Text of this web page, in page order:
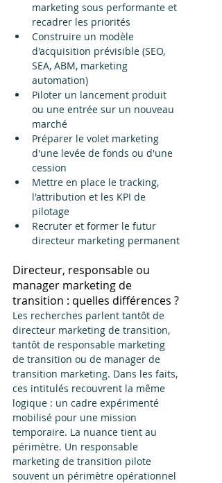
marketing sous performante et
recadrer les priorités
Construire un modèle
d'acquisition prévisible (SEO,
SEA, ABM, marketing
automation)
Piloter un lancement produit
ou une entrée sur un nouveau
marché
Préparer le volet marketing
d'une levée de fonds ou d'une
cession
Mettre en place le tracking,
l'attribution et les KPI de
pilotage
Recruter et former le futur
directeur marketing permanent
Directeur, responsable ou
manager marketing de
transition : quelles différences ?
Les recherches parlent tantôt de
directeur marketing de transition,
tantôt de responsable marketing
de transition ou de manager de
transition marketing. Dans les faits,
ces intitulés recouvrent la même
logique : un cadre expérimenté
mobilisé pour une mission
temporaire. La nuance tient au
périmètre. Un responsable
marketing de transition pilote
souvent un périmètre opérationnel